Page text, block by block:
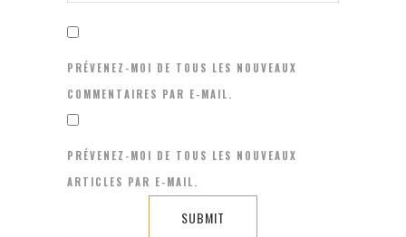
PRÉVENEZ-MOI DE TOUS LES NOUVEAUX
COMMENTAIRES PAR E-MAIL.
PRÉVENEZ-MOI DE TOUS LES NOUVEAUX
ARTICLES PAR E-MAIL.